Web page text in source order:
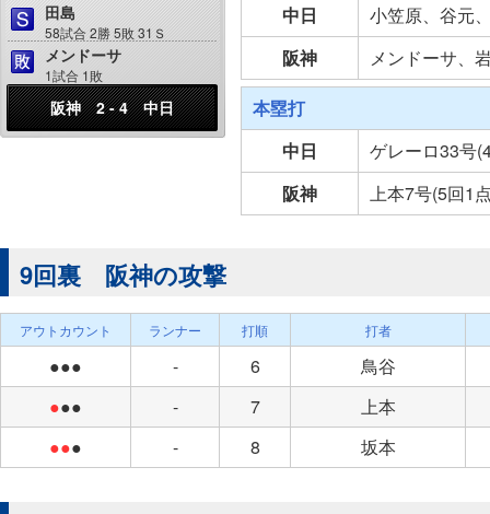
田島
58試合 2勝 5敗 31Ｓ
メンドーサ
1試合 1敗
阪神 2 - 4 中日
中日
小笠原、谷元
阪神
メンドーサ、
本塁打
中日
ゲレーロ33号
阪神
上本7号(5回1
9回裏 阪神の攻撃
アウトカウント ランナー 打順 打者
●●● - 6
鳥谷
●●● - 7
上本
●●● - 8 坂本